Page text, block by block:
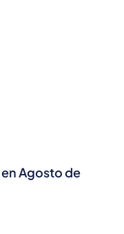
Agosto de